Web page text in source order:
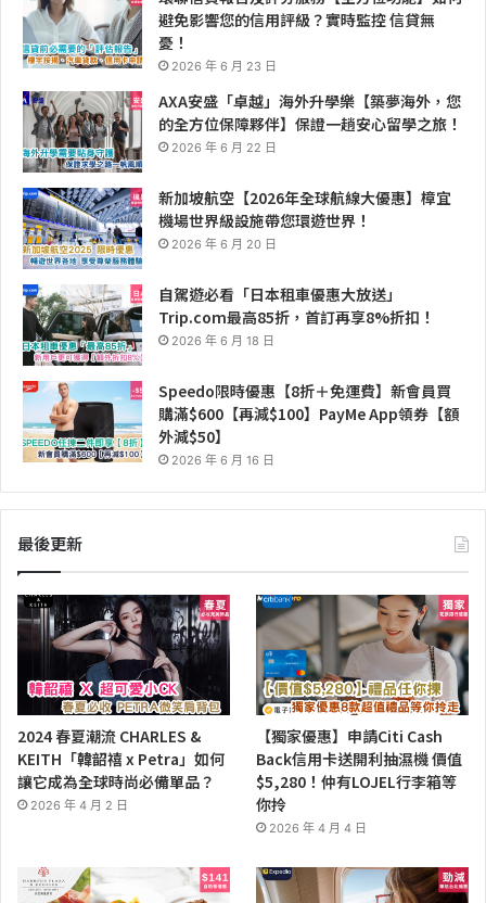
避免影響您的信用評級？實時監控 信貸無
憂！
2026 年 6 月 23 日
AXA安盛「卓越」海外升學樂【築夢海外，您
的全方位保障夥伴】保證一趟安心留學之旅！
2026 年 6 月 22 日
新加坡航空【2026年全球航線大優惠】樟宜
機場世界級設施帶您環遊世界！
2026 年 6 月 20 日
自駕遊必看「日本租車優惠大放送」
Trip.com最高85折，首訂再享8%折扣！
2026 年 6 月 18 日
Speedo限時優惠【8折＋免運費】新會員買
購滿$600【再減$100】PayMe App領券【額
外減$50】
2026 年 6 月 16 日
最後更新
2024 春夏潮流 CHARLES &
KEITH「韓韶禧 x Petra」如何
讓它成為全球時尚必備單品？
2026 年 4 月 2 日
【獨家優惠】申請Citi Cash
Back信用卡送開利抽濕機 價值
$5,280！仲有LOJEL行李箱等
你拎
2026 年 4 月 4 日